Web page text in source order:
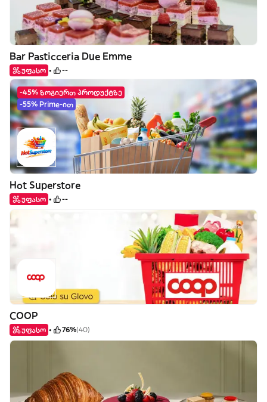
Bar Pasticceria Due Emme
უფასო --
-45% ზოგიერთ პროდუქტზე
-55% Prime-ით
Hot Superstore
უფასო --
COOP
უფასო 76%(40)